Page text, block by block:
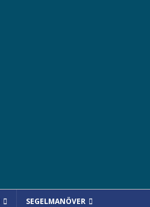
SEGELMANÖVER